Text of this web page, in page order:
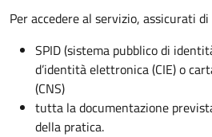
Per accedere al servizio, assicurati
SPID (sistema pubblico di
d’identità elettronica (CIE) o
(CNS)
tutta la documentazione
della pratica.